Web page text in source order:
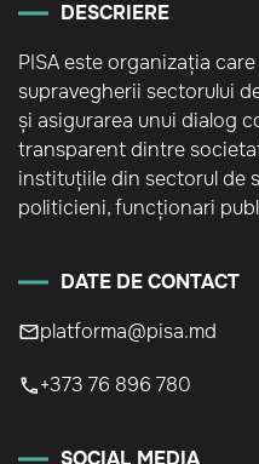
DESCRIERE
PISA este organizația
supravegherii sectorului
și asigurarea unui dialog
transparent dintre
instituțiile din sectorul de
politicieni, funcționari
DATE DE CONTACT
platforma@pisa.md
+373 76 896 780
SOCIAL MEDIA